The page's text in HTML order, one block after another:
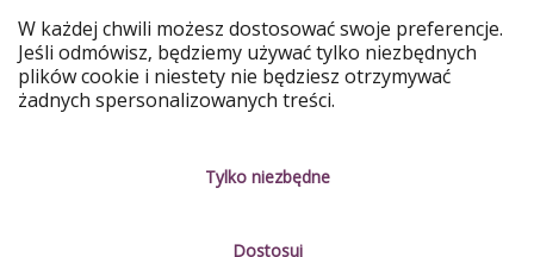
Nasza grupa
HolidayPirates Group
Poznaj nas! Informacje prawne
W każdej chwili możesz dostosować swoje preferencje.
Jeśli odmówisz, będziemy używać tylko niezbędnych
plików cookie i niestety nie będziesz otrzymywać
żadnych spersonalizowanych treści.
Tylko niezbędne
Dostosuj